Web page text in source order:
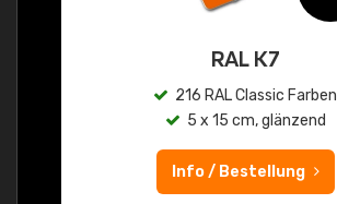
RAL K7
216 RAL Classic Farben
5 x 15 cm, glänzend
Info / Bestellung